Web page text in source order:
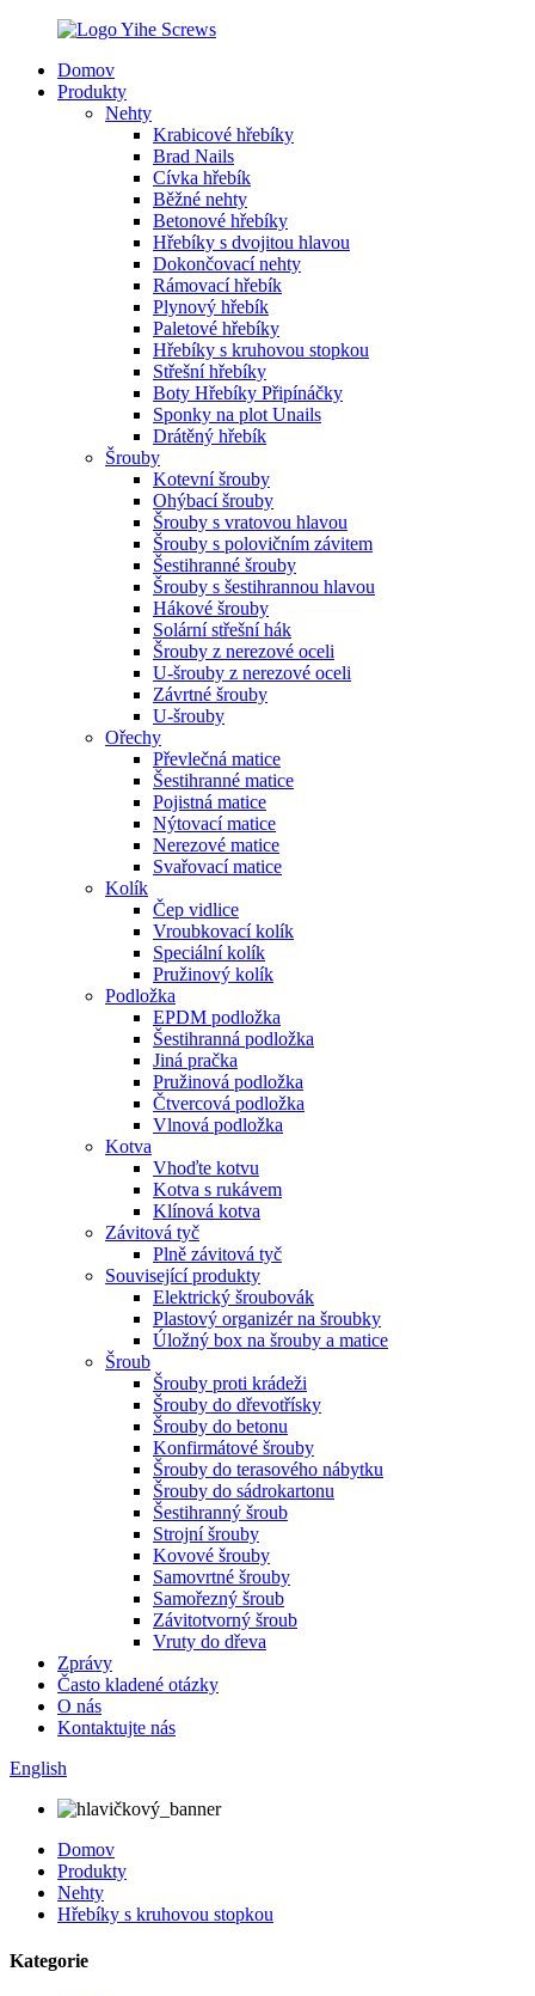
Domov
Produkty
Nehty
Krabicové hřebíky
Brad Nails
Cívka hřebík
Běžné nehty
Betonové hřebíky
Hřebíky s dvojitou hlavou
Dokončovací nehty
Rámovací hřebík
Plynový hřebík
Paletové hřebíky
Hřebíky s kruhovou stopkou
Střešní hřebíky
Boty Hřebíky Připínáčky
Sponky na plot Unails
Drátěný hřebík
Šrouby
Kotevní šrouby
Ohýbací šrouby
Šrouby s vratovou hlavou
Šrouby s polovičním závitem
Šestihranné šrouby
Šrouby s šestihrannou hlavou
Hákové šrouby
Solární střešní hák
Šrouby z nerezové oceli
U-šrouby z nerezové oceli
Závrtné šrouby
U-šrouby
Ořechy
Převlečná matice
Šestihranné matice
Pojistná matice
Nýtovací matice
Nerezové matice
Svařovací matice
Kolík
Čep vidlice
Vroubkovací kolík
Speciální kolík
Pružinový kolík
Podložka
EPDM podložka
Šestihranná podložka
Jiná pračka
Pružinová podložka
Čtvercová podložka
Vlnová podložka
Kotva
Vhoďte kotvu
Kotva s rukávem
Klínová kotva
Závitová tyč
Plně závitová tyč
Související produkty
Elektrický šroubovák
Plastový organizér na šroubky
Úložný box na šrouby a matice
Šroub
Šrouby proti krádeži
Šrouby do dřevotřísky
Šrouby do betonu
Konfirmátové šrouby
Šrouby do terasového nábytku
Šrouby do sádrokartonu
Šestihranný šroub
Strojní šrouby
Kovové šrouby
Samovrtné šrouby
Samořezný šroub
Závitotvorný šroub
Vruty do dřeva
Zprávy
Často kladené otázky
O nás
Kontaktujte nás
English
Domov
Produkty
Nehty
Hřebíky s kruhovou stopkou
Kategorie